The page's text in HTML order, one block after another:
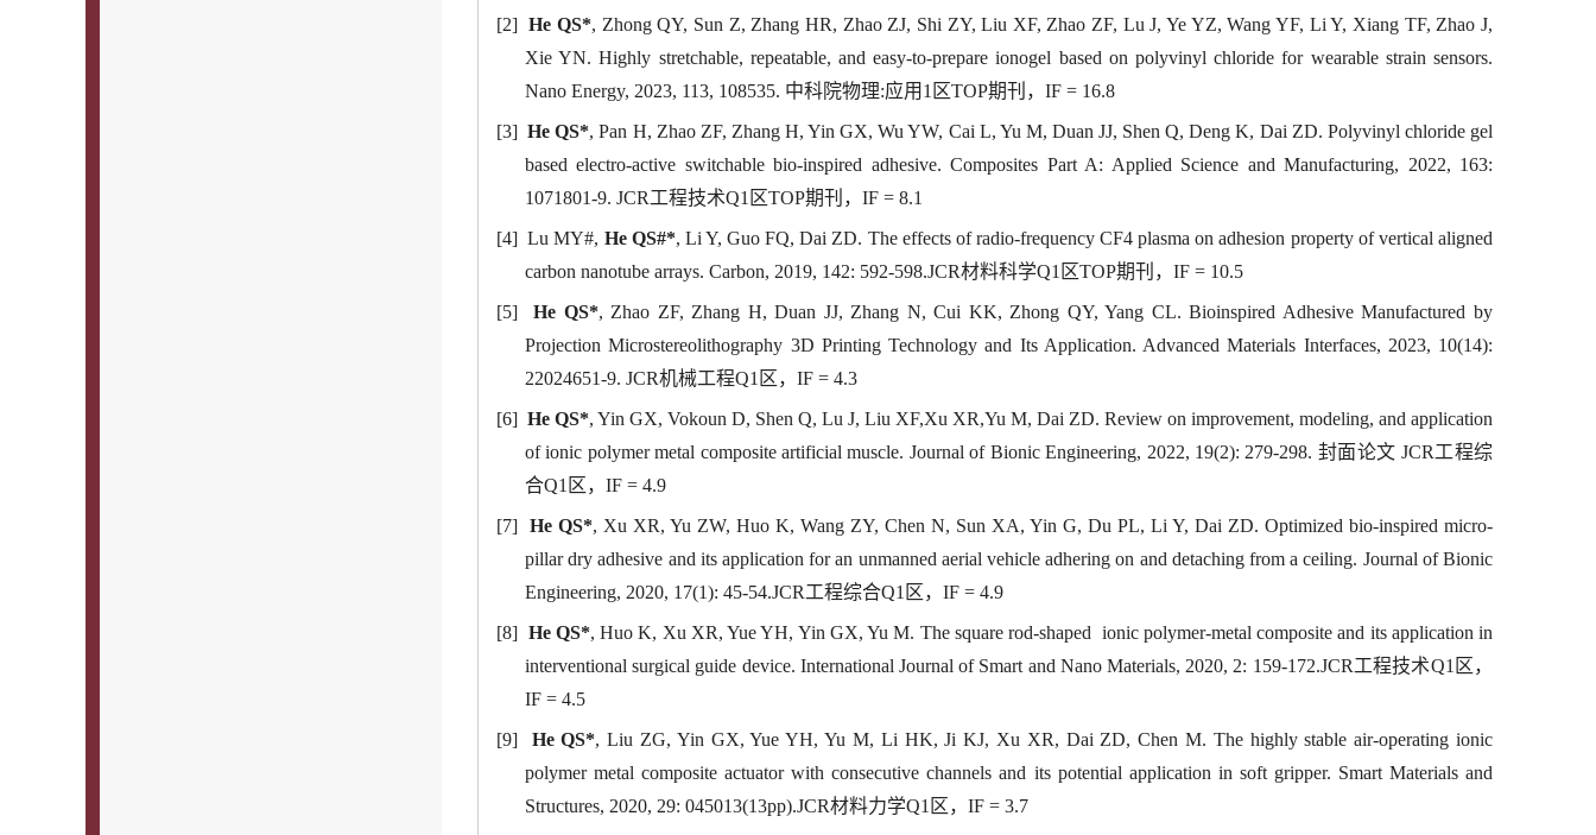
[2]He QS*, Zhong QY, Sun Z, Zhang HR, Zhao ZJ, Shi ZY, Liu XF, Zhao ZF, Lu J, Ye YZ, Wang YF, Li Y, Xiang TF, Zhao J,
Xie YN. Highly stretchable, repeatable, and easy-to-prepare ionogel based on polyvinyl chloride for wearable strain sensors.
Nano Energy, 2023, 113, 108535. 中科院物理:应用1区TOP期刊，IF = 16.8
[3]He QS*, Pan H, Zhao ZF, Zhang H, Yin GX, Wu YW, Cai L, Yu M, Duan JJ, Shen Q, Deng K, Dai ZD. Polyvinyl chloride gel
based electro-active switchable bio-inspired adhesive. Composites Part A: Applied Science and Manufacturing, 2022, 163:
1071801-9. JCR工程技术Q1区TOP期刊，IF = 8.1
[4] Lu MY#, He QS#*, Li Y, Guo FQ, Dai ZD. The effects of radio-frequency CF4 plasma on adhesion property of vertical aligned
carbon nanotube arrays. Carbon, 2019, 142: 592-598.JCR材料科学Q1区TOP期刊，IF = 10.5
[5]He QS*, Zhao ZF, Zhang H, Duan JJ, Zhang N, Cui KK, Zhong QY, Yang CL. Bioinspired Adhesive Manufactured by
Projection Microstereolithography 3D Printing Technology and Its Application. Advanced Materials Interfaces, 2023, 10(14):
22024651-9. JCR机械工程Q1区，IF = 4.3
[6] He QS*, Yin GX, Vokoun D, Shen Q, Lu J, Liu XF,Xu XR,Yu M, Dai ZD. Review on improvement, modeling, and application
of ionic polymer metal composite artificial muscle. Journal of Bionic Engineering, 2022, 19(2): 279-298. 封面论文 JCR工程综
合Q1区，IF = 4.9
[7] He QS*, Xu XR, Yu ZW, Huo K, Wang ZY, Chen N, Sun XA, Yin G, Du PL, Li Y, Dai ZD. Optimized bio-inspired micro-
pillar dry adhesive and its application for an unmanned aerial vehicle adhering on and detaching from a ceiling. Journal of Bionic
Engineering, 2020, 17(1): 45-54.JCR工程综合Q1区，IF = 4.9
[8] He QS*, Huo K, Xu XR, Yue YH, Yin GX, Yu M. The square rod-shaped ionic polymer-metal composite and its application in
interventional surgical guide device. International Journal of Smart and Nano Materials, 2020, 2: 159-172.JCR工程技术Q1区，
IF = 4.5
[9] He QS*, Liu ZG, Yin GX, Yue YH, Yu M, Li HK, Ji KJ, Xu XR, Dai ZD, Chen M. The highly stable air-operating ionic
polymer metal composite actuator with consecutive channels and its potential application in soft gripper. Smart Materials and
Structures, 2020, 29: 045013(13pp).JCR材料力学Q1区，IF = 3.7